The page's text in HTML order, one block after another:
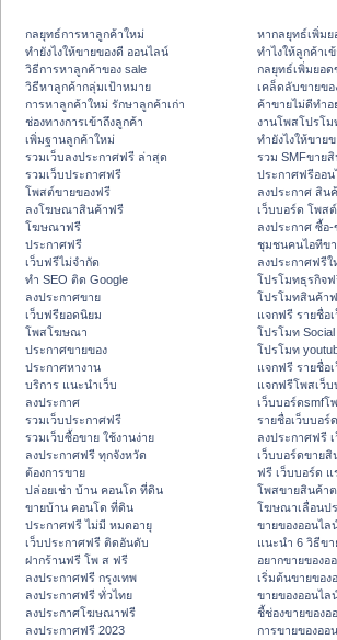
กลยุทธ์การหาลูกค้าใหม่
ทํายังไงให้ขายของดี ออนไลน์
วิธีการหาลูกค้าของ sale
วิธีหาลูกค้ากลุ่มเป้าหมาย
การหาลูกค้าใหม่ รักษาลูกค้าเก่า
ช่องทางการเข้าถึงลูกค้า
เพิ่มฐานลูกค้าใหม่
รวมเว็บลงประกาศฟรี ล่าสุด
รวมเว็บประกาศฟรี
โพสต์ขายของฟรี
ลงโฆษณาสินค้าฟรี
โฆษณาฟรี
ประกาศฟรี
เว็บฟรีไม่จำกัด
ทำ SEO ติด Google
ลงประกาศขาย
เว็บฟรียอดนิยม
โพสโฆษณา
ประกาศขายของ
ประกาศหางาน
บริการ แนะนำเว็บ
ลงประกาศ
รวมเว็บประกาศฟรี
รวมเว็บซื้อขาย ใช้งานง่าย
ลงประกาศฟรี ทุกจังหวัด
ต้องการขาย
ปล่อยเช่า บ้าน คอนโด ที่ดิน
ขายบ้าน คอนโด ที่ดิน
ประกาศฟรี ไม่มี หมดอายุ
เว็บประกาศฟรี ติดอันดับ
ฝากร้านฟรี โพ ส ฟรี
ลงประกาศฟรี กรุงเทพ
ลงประกาศฟรี ทั่วไทย
ลงประกาศโฆษณาฟรี
ลงประกาศฟรี 2023
หากลยุทธ์เพิ่มย
ทําไงให้ลูกค้าเ
กลยุทธ์เพิ่มยอด
เคล็ดลับขายขอ
ค้าขายไม่ดีทำอ
งานโพสโปรโม
ทํายังไงให้ขาย
รวม SMFขายสิ
ประกาศฟรีออน
ลงประกาศ สิน
เว็บบอร์ด โพส
ลงประกาศ ซื้อ
ชุมชนคนไอทีข
ลงประกาศฟรีใ
โปรโมทธุรกิจ
โปรโมทสินค้า
แจกฟรี รายชื่อ
โปรโมท Social
โปรโมท
แจกฟรี รายชื่อเ
แจกฟรีโพสเว็บ
เว็บบอร์ดsmfโ
รายชื่อเว็บบอ
ลงประกาศฟรี
เว็บบอร์ดขาย
ฟรี เว็บบอร์ด แ
โพสขายสินค้า
โฆษณาเลื่อนป
ขายของออนไล
แนะนำ 6 วิธีข
อยากขายของอ
เริ่มต้นขายของ
ขายของออนไล
ชี้ช่องขายของอ
การขายของออ